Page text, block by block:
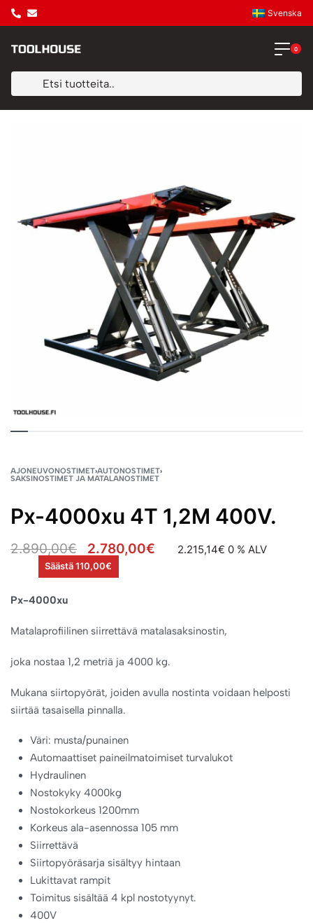
Svenska
0
AJONEUVONOSTIMET›AUTONOSTIMET›
SAKSINOSTIMET JA MATALANOSTIMET
Px-4000xu 4T 1,2M 400V.
2.890,00€ 2.780,00€ 2.215,14€ 0 % ALV
Säästä 110,00€
Px-4000xu
Matalaprofiilinen siirrettävä matalasaksinostin,
joka nostaa 1,2 metriä ja 4000 kg.
Mukana siirtopyörät, joiden avulla nostinta voidaan helposti
siirtää tasaisella pinnalla.
Väri: musta/punainen
Automaattiset paineilmatoimiset turvalukot
Hydraulinen
Nostokyky 4000kg
Nostokorkeus 1200mm
Korkeus ala-asennossa 105 mm
Siirrettävä
Siirtopyöräsarja sisältyy hintaan
Lukittavat rampit
Toimitus sisältää 4 kpl nostotyynyt.
400V